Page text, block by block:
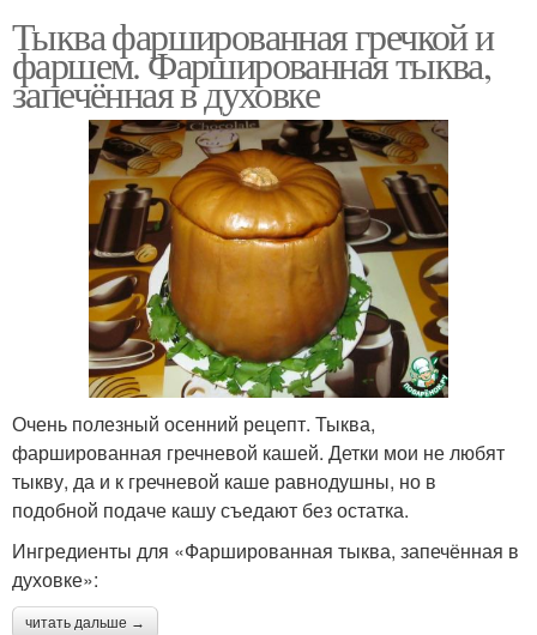
Тыква фаршированная гречкой и
фаршем. Фаршированная тыква,
запечённая в духовке
Очень полезный осенний рецепт. Тыква,
фаршированная гречневой кашей. Детки мои не любят
тыкву, да и к гречневой каше равнодушны, но в
подобной подаче кашу съедают без остатка.
Ингредиенты для «Фаршированная тыква, запечённая в
духовке»:
читать дальше →